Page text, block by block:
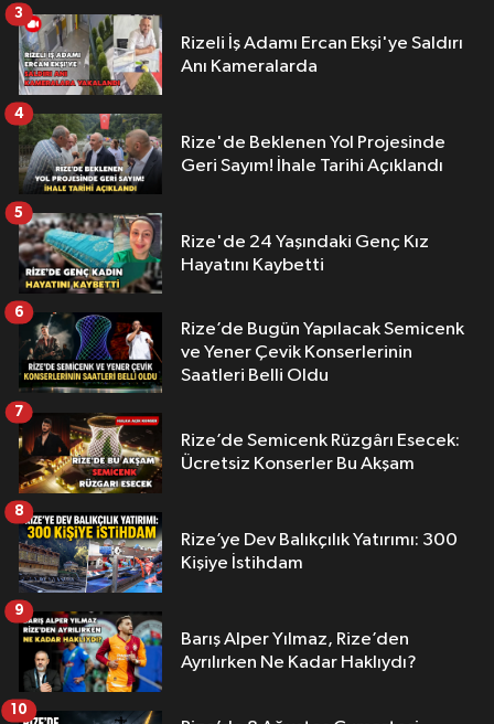
Rizeli İş Adamı Ercan Ekşi'ye Saldırı
Anı Kameralarda
3
Rize'de Beklenen Yol Projesinde
Geri Sayım! İhale Tarihi Açıklandı
4
Rize'de 24 Yaşındaki Genç Kız
Hayatını Kaybetti
5
Rize’de Bugün Yapılacak Semicenk
ve Yener Çevik Konserlerinin
Saatleri Belli Oldu
6
Rize’de Semicenk Rüzgârı Esecek:
Ücretsiz Konserler Bu Akşam
7
Rize’ye Dev Balıkçılık Yatırımı: 300
Kişiye İstihdam
8
Barış Alper Yılmaz, Rize’den
Ayrılırken Ne Kadar Haklıydı?
9
10